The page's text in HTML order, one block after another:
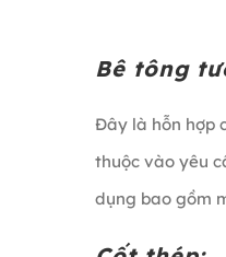
Bê tông
Đây là hỗn hợp
thuộc vào yêu
dụng bao gồm